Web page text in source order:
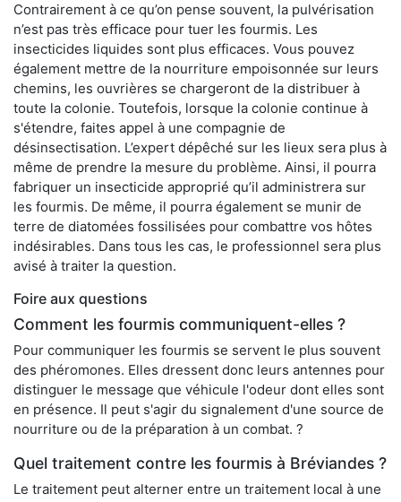
Contrairement à ce qu’on pense souvent, la pulvérisation
n’est pas très efficace pour tuer les fourmis. Les
insecticides liquides sont plus efficaces. Vous pouvez
également mettre de la nourriture empoisonnée sur leurs
chemins, les ouvrières se chargeront de la distribuer à
toute la colonie. Toutefois, lorsque la colonie continue à
s'étendre, faites appel à une compagnie de
désinsectisation. L’expert dépêché sur les lieux sera plus à
même de prendre la mesure du problème. Ainsi, il pourra
fabriquer un insecticide approprié qu’il administrera sur
les fourmis. De même, il pourra également se munir de
terre de diatomées fossilisées pour combattre vos hôtes
indésirables. Dans tous les cas, le professionnel sera plus
avisé à traiter la question.
Foire aux questions
Comment les fourmis communiquent-elles ?
Pour communiquer les fourmis se servent le plus souvent
des phéromones. Elles dressent donc leurs antennes pour
distinguer le message que véhicule l'odeur dont elles sont
en présence. Il peut s'agir du signalement d'une source de
nourriture ou de la préparation à un combat. ?
Quel traitement contre les fourmis à Bréviandes ?
Le traitement peut alterner entre un traitement local à une